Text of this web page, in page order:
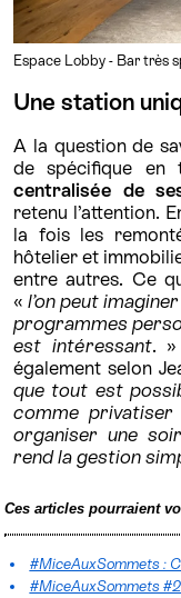
Espace Lobby - Bar très
Une station
A la question de
de spécifique en
centralisée de
retenu l’attention.
la fois les
hôtelier et
entre autres. Ce
«l’on peut
programmes
est intéressant. »
également selon
que tout est
comme privatiser
organiser une
rend la gestion
Ces articles pourraient
#MiceAuxSommets :
#MiceAuxSommets